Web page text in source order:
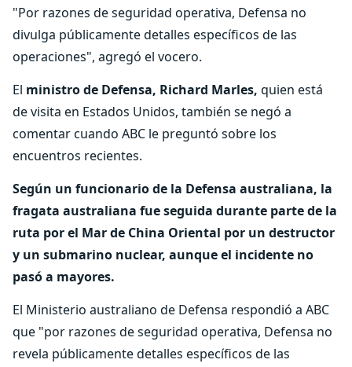
"Por razones de seguridad operativa, Defensa no
divulga públicamente detalles específicos de las
operaciones", agregó el vocero.
El ministro de Defensa, Richard Marles, quien está
de visita en Estados Unidos, también se negó a
comentar cuando ABC le preguntó sobre los
encuentros recientes.
Según un funcionario de la Defensa australiana, la
fragata australiana fue seguida durante parte de la
ruta por el Mar de China Oriental por un destructor
y un submarino nuclear, aunque el incidente no
pasó a mayores.
El Ministerio australiano de Defensa respondió a ABC
que "por razones de seguridad operativa, Defensa no
revela públicamente detalles específicos de las